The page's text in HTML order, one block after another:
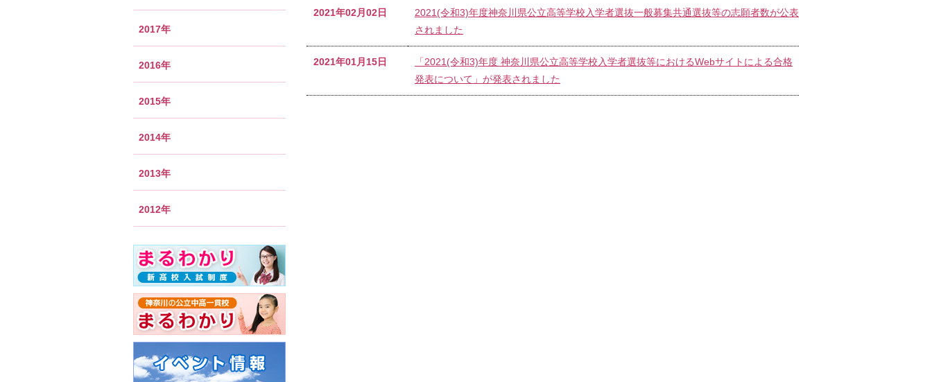
2021年02月02日
2021(令和3)年度神奈川県公立高等学校入学者選抜一般募集共通選抜等の志願者数が公表
されました
2021年01月15日
「2021(令和3)年度 神奈川県公立高等学校入学者選抜等におけるWebサイトによる合格
発表について」が発表されました
2017年
2016年
2015年
2014年
2013年
2012年